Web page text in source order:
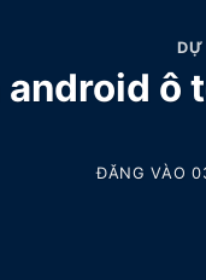
DỰ
ô
ĐĂNG VÀO